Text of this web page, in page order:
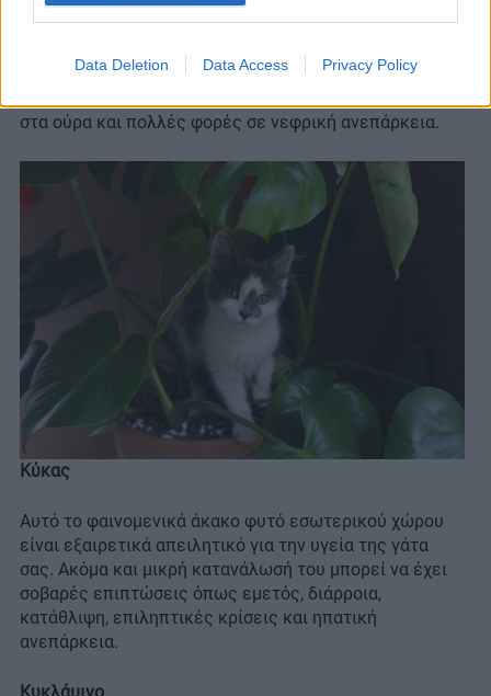
Data Deletion Data Access Privacy Policy
Όσο ωραίο και αν είναι το συγκεκριμένο φυτό, τόσο
κρίνων είναι τοξικό, ακόμα και η γύρη τους. Η
στα ούρα και πολλές φορές σε νεφρική ανεπάρκεια.
Κύκας
Αυτό το φαινομενικά άκακο φυτό εσωτερικού χώρου
είναι εξαιρετικά απειλητικό για την υγεία της γάτα
σας. Ακόμα και μικρή κατανάλωσή του μπορεί να έχει
σοβαρές επιπτώσεις όπως εμετός, διάρροια,
κατάθλιψη, επιληπτικές κρίσεις και ηπατική
ανεπάρκεια.
Κυκλάμινο